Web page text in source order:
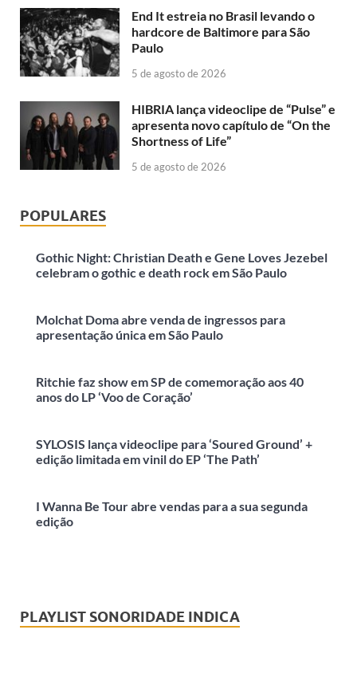
End It estreia no Brasil levando o
hardcore de Baltimore para São
Paulo
5 de agosto de 2026
HIBRIA lança videoclipe de “Pulse” e
apresenta novo capítulo de “On the
Shortness of Life”
5 de agosto de 2026
POPULARES
Gothic Night: Christian Death e Gene Loves Jezebel
celebram o gothic e death rock em São Paulo
Molchat Doma abre venda de ingressos para
apresentação única em São Paulo
Ritchie faz show em SP de comemoração aos 40
anos do LP ‘Voo de Coração’
SYLOSIS lança videoclipe para ‘Soured Ground’ +
edição limitada em vinil do EP ‘The Path’
I Wanna Be Tour abre vendas para a sua segunda
edição
PLAYLIST SONORIDADE INDICA